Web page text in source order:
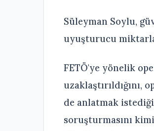
Süleyman Soylu,
uyuşturucu
FETÖ'ye yönelik
de anlatmak
soruşturmasını